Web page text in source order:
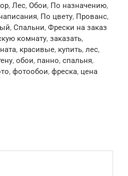
, Лес, Обои, По назначению,
, По цвету, Прованс,
, Спальни, Фрески на заказ
комнату, заказать,
, красивые, купить, лес,
, обои, панно, спальня,
, фотообои, фреска, цена